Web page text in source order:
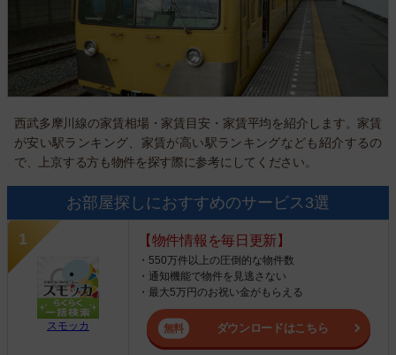
西武多摩川線の家賃相場・家賃目安・家賃平均を紹介します。家賃
が安い駅ランキング、家賃が高い駅ランキングなども紹介するの
で、上京する方も物件を探す際に参考にしてください。
お部屋探しにおすすめのサービス3選
スモッカ
【物件情報を毎日更新】
・550万件以上の圧倒的な物件数
・通知機能で物件を見逃さない
・最大5万円のお祝い金がもらえる
ダウンロードはこちら